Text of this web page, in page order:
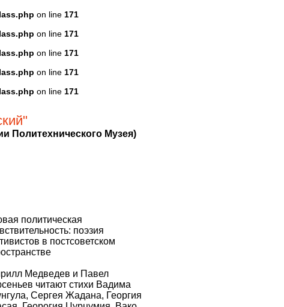
on line 171
on line 171
on line 171
on line 171
on line 171
Политехнического Музея)
политическая
поэзия
в постсоветском
Медведев и Павел
читают стихи Вадима
Сергея Жадана, Георгия